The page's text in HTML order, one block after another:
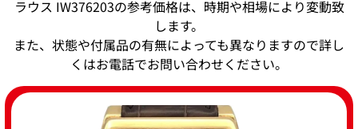
ラウス IW376203の参考価格は、時期や相場により変動致
します。
また、状態や付属品の有無によっても異なりますので詳し
くはお電話でお問い合わせください。